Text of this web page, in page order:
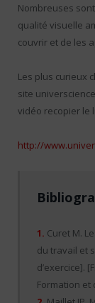
Nombreuses
qualité visuelle
couvrir et de les
Les plus curieux
site
vidéo recopier le
http://
1. Curet M.
du travail et
d’exercice].
Formation et